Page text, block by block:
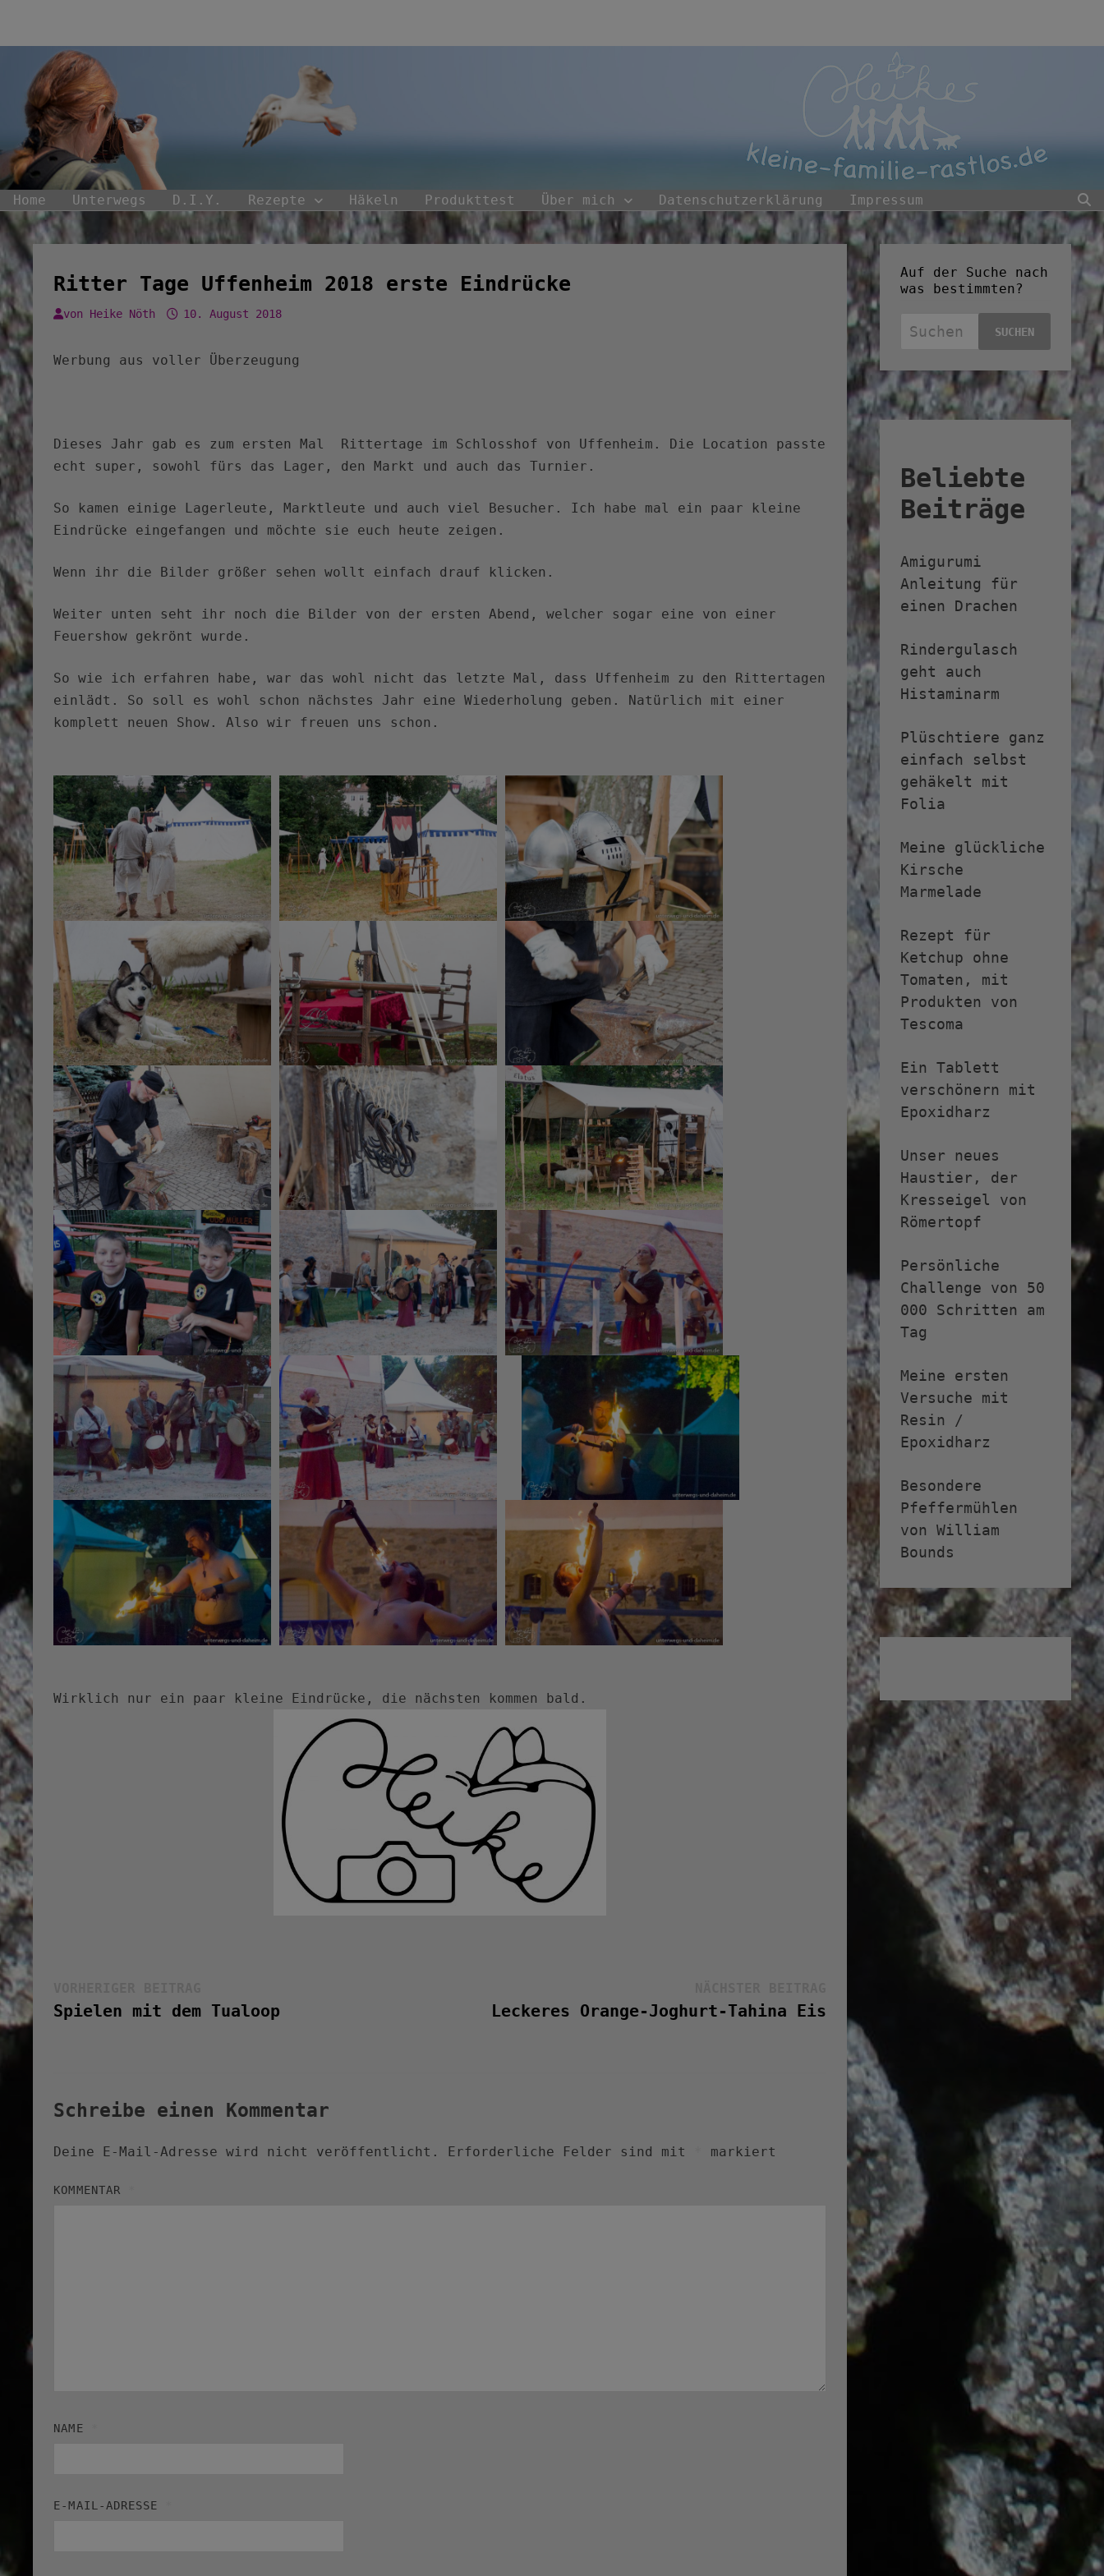
springen
Home Unterwegs D.I.Y. Rezepte Häkeln Produkttest Über mich Datenschutzerklärung Impressum
Ritter Tage Uffenheim 2018 erste Eindrücke
von Heike Nöth 10. August 2018
Werbung aus voller Überzeugung
Dieses Jahr gab es zum ersten Mal Rittertage im Schlosshof von Uffenheim. Die Location passte
echt super, sowohl fürs das Lager, den Markt und auch das Turnier.
So kamen einige Lagerleute, Marktleute und auch viel Besucher. Ich habe mal ein paar kleine
Eindrücke eingefangen und möchte sie euch heute zeigen.
Wenn ihr die Bilder größer sehen wollt einfach drauf klicken.
Weiter unten seht ihr noch die Bilder von der ersten Abend, welcher sogar eine von einer
Feuershow gekrönt wurde.
So wie ich erfahren habe, war das wohl nicht das letzte Mal, dass Uffenheim zu den Rittertagen
einlädt. So soll es wohl schon nächstes Jahr eine Wiederholung geben. Natürlich mit einer
komplett neuen Show. Also wir freuen uns schon.
Wirklich nur ein paar kleine Eindrücke, die nächsten kommen bald.
Beitrag:
Spielen mit dem Tualoop Leckeres Orange-Joghurt-Tahina Eis
Schreibe einen Kommentar
Deine E-Mail-Adresse wird nicht veröffentlicht. Erforderliche Felder sind mit markiert
KOMMENTAR
NAME
E-MAIL-ADRESSE
Auf der Suche nach
was bestimmten?
Suchen
Beliebte
Beiträge
Amigurumi
Anleitung für
einen Drachen
Rindergulasch
geht auch
Histaminarm
Plüschtiere ganz
einfach selbst
gehäkelt mit
Folia
Meine glückliche
Kirsche
Marmelade
Rezept für
Ketchup ohne
Tomaten, mit
Produkten von
Tescoma
Ein Tablett
verschönern mit
Epoxidharz
Unser neues
Haustier, der
Kresseigel von
Römertopf
Persönliche
Challenge von 50
000 Schritten am
Tag
Meine ersten
Versuche mit
Resin /
Epoxidharz
Besondere
Pfeffermühlen
von William
Bounds